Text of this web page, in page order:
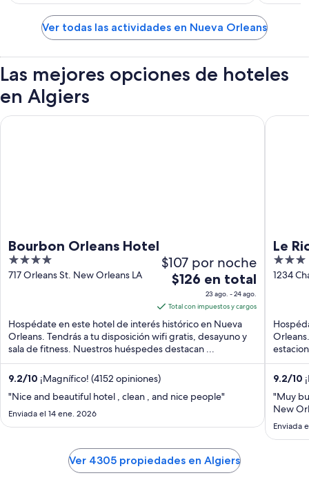
Ver todas las actividades en Nueva Orleans
Las mejores opciones de hoteles
en Algiers
Bourbon Orleans Hotel
4
out
717 Orleans St. New Orleans LA
$107 por noche
El
es
de
$126
en
total
noche
al
24
$126 en total
23 ago. - 24 ago.
Total con impuestos y cargos
Hospédate en este hotel de interés histórico en Nueva
Orleans. Tendrás a tu disposición wifi gratis, desayuno y
sala de fitness. Nuestros huéspedes destacan ...
9.2/10 ¡Magnífico! (4152 opiniones)
"Nice and beautiful hotel , clean , and nice people"
Enviada el 14 ene. 2026
Bourbon Orleans Hotel
Le
3
out
1234
9.2/10
"Muy
New
Enviada
Le
Ver 4305 propiedades en Algiers